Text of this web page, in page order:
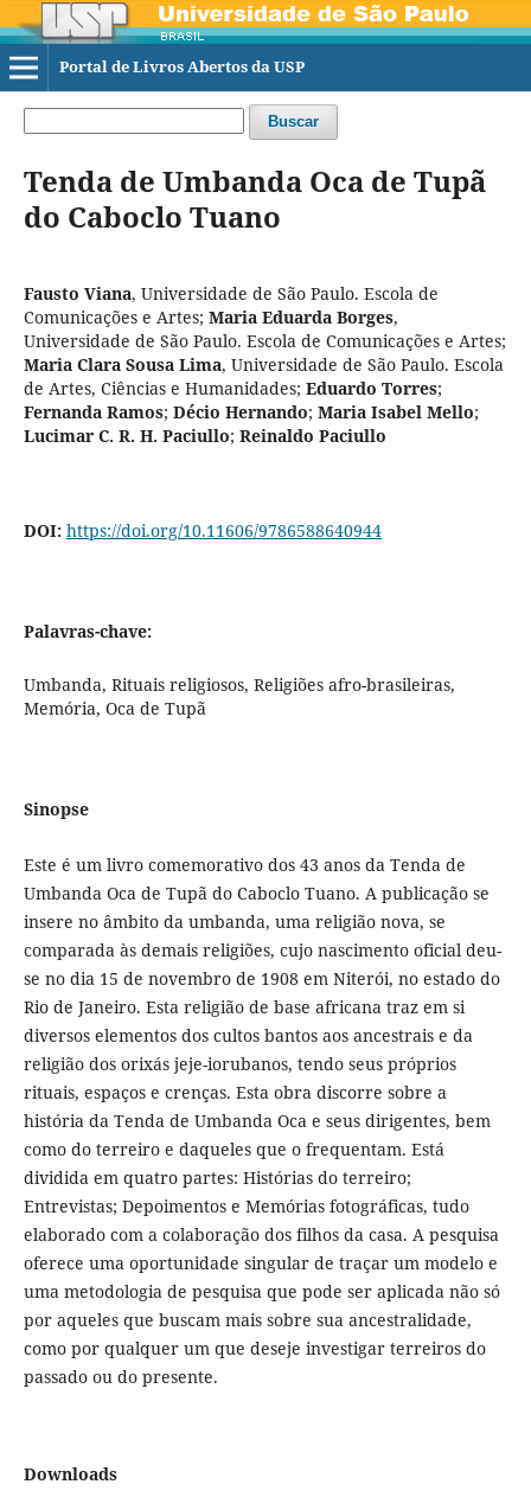
Portal de Livros Abertos da USP
Buscar
Tenda de Umbanda Oca de Tupã
do Caboclo Tuano
Fausto Viana, Universidade de São Paulo. Escola de
Comunicações e Artes; Maria Eduarda Borges,
Universidade de São Paulo. Escola de Comunicações e Artes;
Maria Clara Sousa Lima, Universidade de São Paulo. Escola
de Artes, Ciências e Humanidades; Eduardo Torres;
Fernanda Ramos; Décio Hernando; Maria Isabel Mello;
Lucimar C. R. H. Paciullo; Reinaldo Paciullo
DOI: https://doi.org/10.11606/9786588640944
Palavras-chave:
Umbanda, Rituais religiosos, Religiões afro-brasileiras,
Memória, Oca de Tupã
Sinopse
Este é um livro comemorativo dos 43 anos da Tenda de
Umbanda Oca de Tupã do Caboclo Tuano. A publicação se
insere no âmbito da umbanda, uma religião nova, se
comparada às demais religiões, cujo nascimento oficial deu-
se no dia 15 de novembro de 1908 em Niterói, no estado do
Rio de Janeiro. Esta religião de base africana traz em si
diversos elementos dos cultos bantos aos ancestrais e da
religião dos orixás jeje-iorubanos, tendo seus próprios
rituais, espaços e crenças. Esta obra discorre sobre a
história da Tenda de Umbanda Oca e seus dirigentes, bem
como do terreiro e daqueles que o frequentam. Está
dividida em quatro partes: Histórias do terreiro;
Entrevistas; Depoimentos e Memórias fotográficas, tudo
elaborado com a colaboração dos filhos da casa. A pesquisa
oferece uma oportunidade singular de traçar um modelo e
uma metodologia de pesquisa que pode ser aplicada não só
por aqueles que buscam mais sobre sua ancestralidade,
como por qualquer um que deseje investigar terreiros do
passado ou do presente.
Downloads